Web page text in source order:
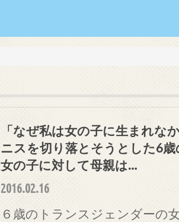
「なぜ私は女の子に生まれな
ニスを切り落とそうとした6
女の子に対して母親は…
2016.02.16
６歳のトランスジェンダーの